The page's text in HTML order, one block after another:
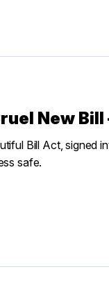
New
Bill Act, signed
safe.